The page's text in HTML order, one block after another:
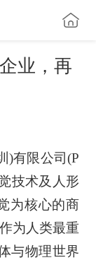
业，再
有限公司(P
技术及人形
为核心的商
为人类最重
与物理世界